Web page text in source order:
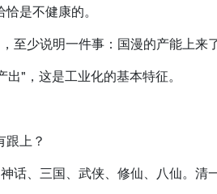
是不健康的。
至少说明一件事：国漫的产能上
"，这是工业化的基本特征。
跟上？
话、三国、武侠、修仙、八仙。清